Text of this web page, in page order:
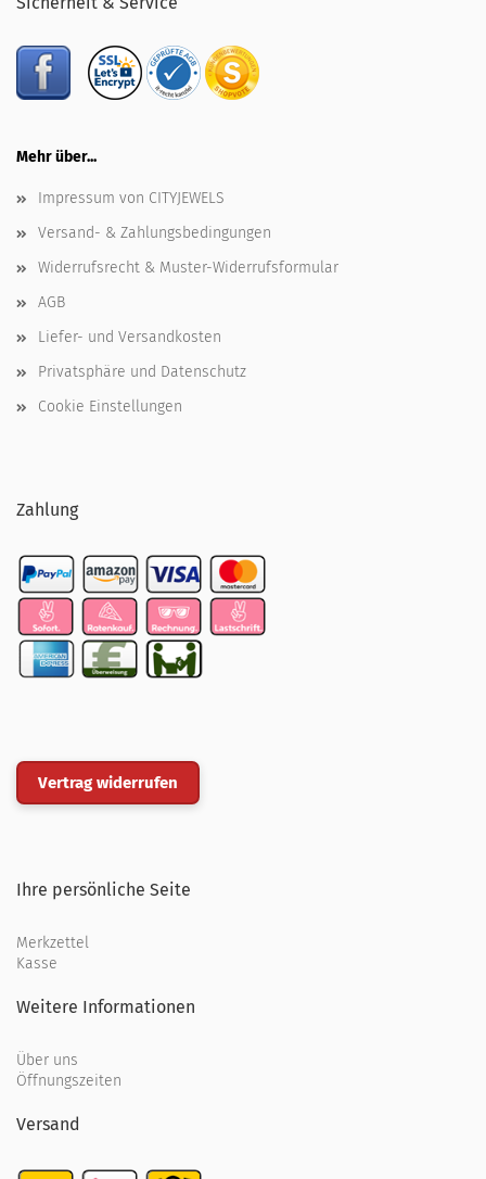
Mehr über...
Impressum von CITYJEWELS
Versand- & Zahlungsbedingungen
Widerrufsrecht & Muster-Widerrufsformular
AGB
Liefer- und Versandkosten
Privatsphäre und Datenschutz
Cookie Einstellungen
Zahlung
Vertrag widerrufen
Ihre persönliche Seite
Merkzettel
Kasse
Weitere Informationen
Über uns
Öffnungszeiten
Versand